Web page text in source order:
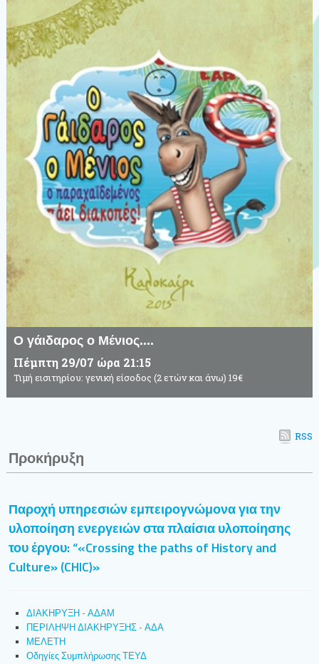
Ο γάιδαρος ο Μένιος....
Πέμπτη 29/07 ώρα 21:15
Τιμή εισιτηρίου: γενική είσοδος (2 ετών και άνω) 19€
RSS
Προκήρυξη
Παροχή υπηρεσιών εμπειρογνώμονα για την
υλοποίηση ενεργειών στα πλαίσια υλοποίησης
του έργου: “«Crossing the paths of History and
Culture» (CHIC)»
ΔΙΑΚΗΡΥΞΗ - ΑΔΑΜ
ΠΕΡΙΛΗΨΗ ΔΙΑΚΗΡΥΞΗΣ - ΑΔΑ
ΜΕΛΕΤΗ
Οδηγίες Συμπλήρωσης ΤΕΥΔ